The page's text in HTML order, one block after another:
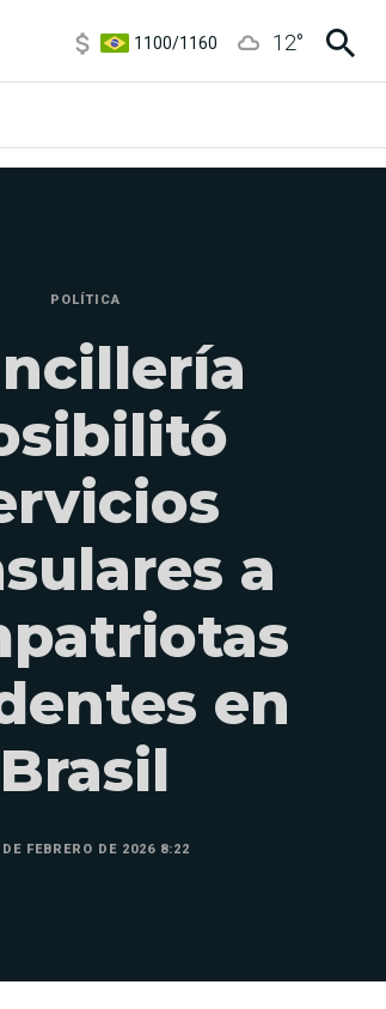
3,8/4
12°
POLÍTICA
a
en
Brasil
FEBRERO DE 2026 8:22